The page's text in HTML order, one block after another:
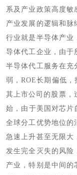
系及产业政策高度
产业发展的逻辑和脉
行业就是半导体产业
导体代工企业，由于
半导体代工服务在充
弱，ROE长期偏低
其上市公司的股票，
始，由于美国对芯片
全球分工优势地位的
急速上升甚至无限大
发生完全灭失的风险
产业，特别是中间的